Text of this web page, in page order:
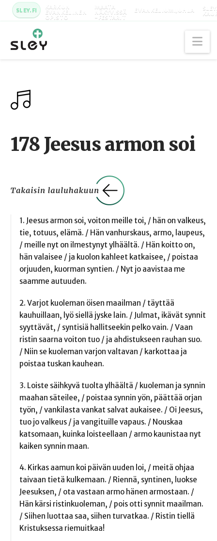
SLEY.FI KARKUN
EVANKELINEN
OPISTO
MAATA
NÄKYVISSÄ
-FESTARIT
EVANKELIUMIJUHLA
178 Jeesus armon soi
1. Jeesus armon soi, voiton meille toi, / hän on valkeus,
tie, totuus, elämä. / Hän vanhurskaus, armo, laupeus,
/ meille nyt on ilmestynyt ylhäältä. / Hän koitto on,
hän valaisee / ja kuolon kahleet katkaisee, / poistaa
orjuuden, kuorman syntien. / Nyt jo aavistaa me
saamme autuuden.
2. Varjot kuoleman öisen maailman / täyttää
kauhuillaan, lyö siellä jyske lain. / Julmat, ikävät synnit
syyttävät, / syntisiä hallitseekin pelko vain. / Vaan
ristin saarna voiton tuo / ja ahdistukseen rauhan suo.
/ Niin se kuoleman varjon valtavan / karkottaa ja
poistaa tuskan kauhean.
3. Loiste säihkyvä tuolta ylhäältä / kuoleman ja synnin
maahan säteilee, / poistaa synnin yön, päättää orjan
työn, / vankilasta vankat salvat aukaisee. / Oi Jeesus,
tuo jo valkeus / ja vangituille vapaus. / Nouskaa
katsomaan, kuinka loisteellaan / armo kaunistaa nyt
kaiken synnin maan.
4. Kirkas aamun koi päivän uuden loi, / meitä ohjaa
taivaan tietä kulkemaan. / Riennä, syntinen, luokse
Jeesuksen, / ota vastaan armo hänen armostaan. /
Hän kärsi ristinkuoleman, / pois otti synnit maailman.
/ Siihen luottaa saa, siihen turvatkaa. / Ristin tiellä
Kristuksessa riemuitkaa!